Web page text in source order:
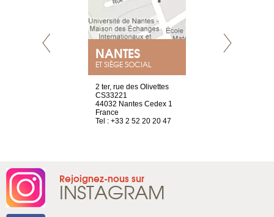
NANTES
ET SIÈGE SOCIAL
2 ter, rue des Olivettes
CS33221
44032 Nantes Cedex 1
France
Tel : +33 2 52 20 20 47
Rejoignez-nous sur
INSTAGRAM